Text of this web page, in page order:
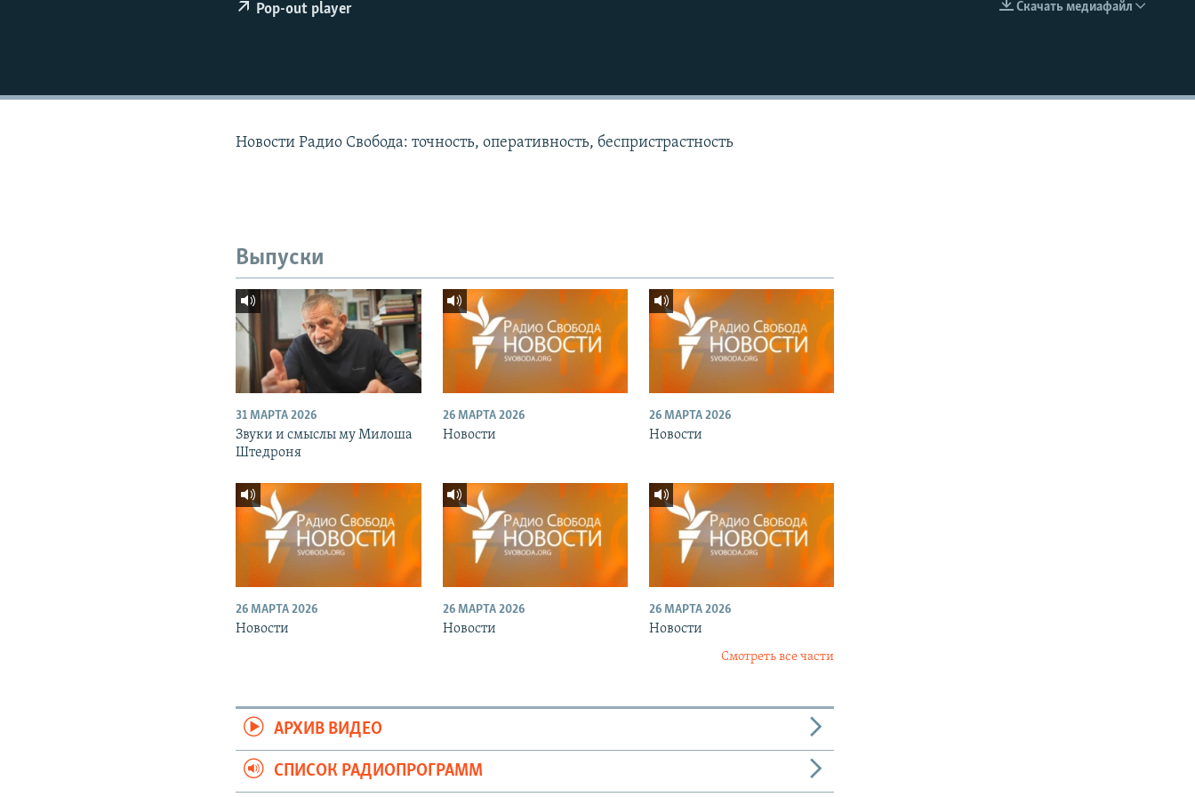
EMBED
Скачать медиафайл
Pop-out player
Новости Радио Свобода: точность, оперативность, беспристрастность
Выпуски
31 МАРТА 2026
Звуки и смыслы му Милоша
Штедроня
26 МАРТА 2026
Новости
26 МАРТА 2026
Новости
26 МАРТА 2026
Новости
26 МАРТА 2026
Новости
26 МАРТА 2026
Новости
Смотреть все части
АРХИВ ВИДЕО
СПИСОК РАДИОПРОГРАММ